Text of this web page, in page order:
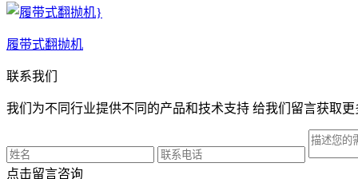
履带式翻抛机
联系我们
我们为不同行业提供不同的产品和技术支持 给我们留言获取更
点击留言咨询